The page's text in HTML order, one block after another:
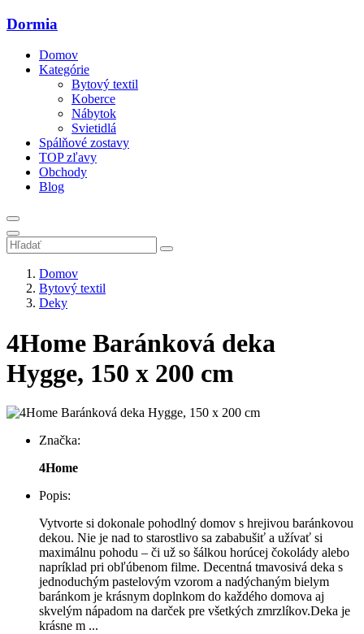
Dormia
Domov
Kategórie
Bytový textil
Koberce
Nábytok
Svietidlá
Spálňové zostavy
TOP zľavy
Obchody
Blog
Domov
Bytový textil
Deky
4Home Baránková deka
Hygge, 150 x 200 cm
Značka:
4Home
Popis:
Vytvorte si dokonale pohodlný domov s hrejivou baránkovou
dekou. Nie je nad to starostlivo sa zababušiť a užívať si
maximálnu pohodu – či už so šálkou horúcej čokolády alebo
napríklad pri obľúbenom filme. Decentná tmavosivá deka s
jednoduchým pastelovým vzorom a nadýchaným bielym
baránkom je krásnym doplnkom do každého domova aj
skvelým nápadom na darček pre všetkých zmrzlíkov.Deka je
krásne m ...